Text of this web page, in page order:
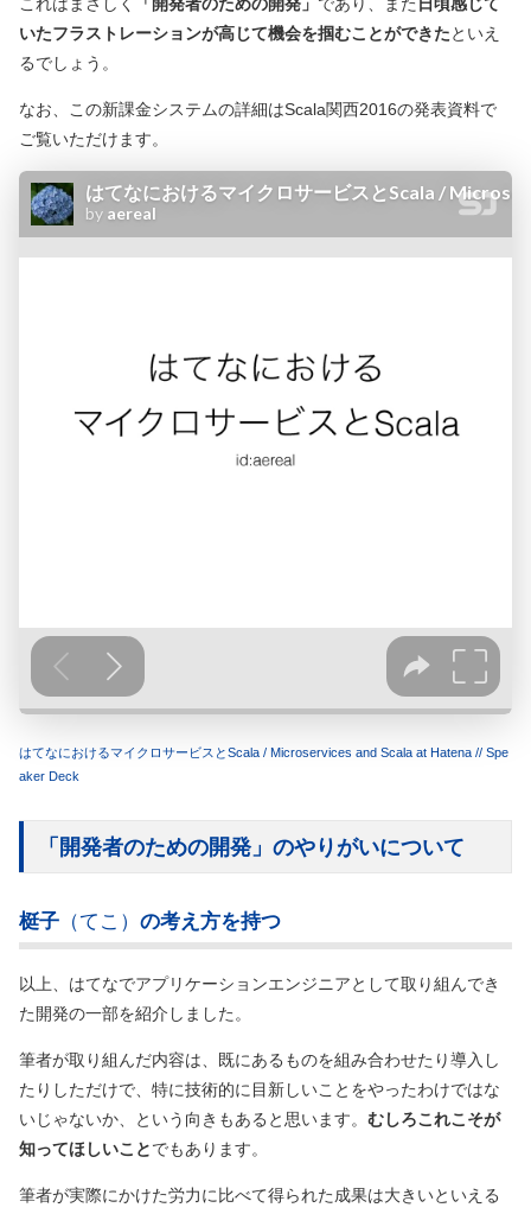
いたフラストレーションが高じて機会を掴むことができたといえ
るでしょう。
なお、この新課金システムの詳細はScala関西2016の発表資料で
ご覧いただけます。
はてなにおけるマイクロサービスとScala / Microservices and Scala at Hatena // Spe
aker Deck
「開発者のための開発」のやりがいについて
梃子 （てこ） の考え方を持つ
以上、はてなでアプリケーションエンジニアとして取り組んでき
た開発の一部を紹介しました。
筆者が取り組んだ内容は、既にあるものを組み合わせたり導入し
たりしただけで、特に技術的に目新しいことをやったわけではな
いじゃないか、という向きもあると思います。 むしろこれこそが
知ってほしいことでもあります。
筆者が実際にかけた労力に比べて得られた成果は大きいといえる